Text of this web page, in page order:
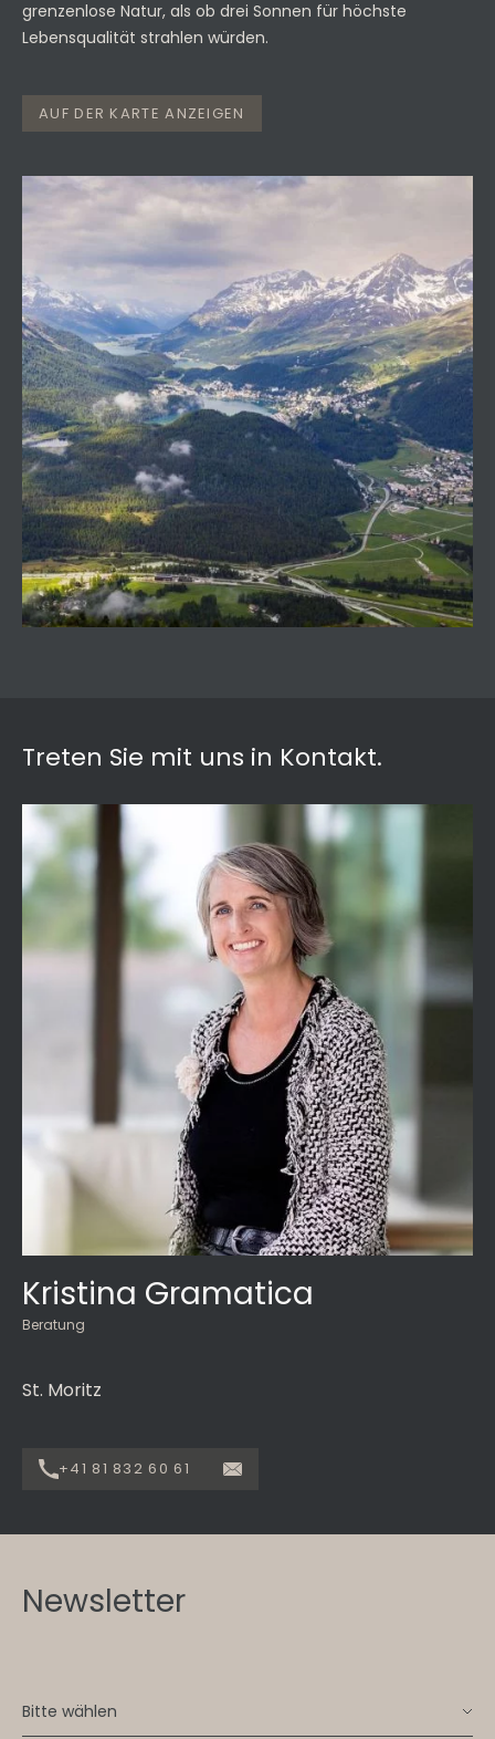
grenzenlose Natur, als ob drei Sonnen für höchste
Lebensqualität strahlen würden.
AUF DER KARTE ANZEIGEN
Treten Sie mit uns in Kontakt.
Kristina Gramatica
Beratung
St. Moritz
+41 81 832 60 61
Newsletter